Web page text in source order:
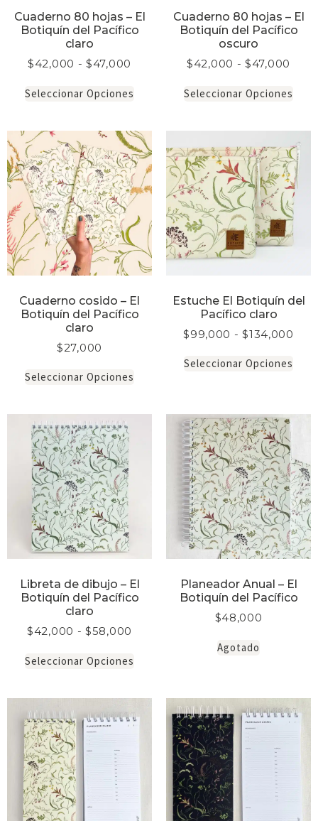
Cuaderno 80 hojas – El
Botiquín del Pacífico
claro
$42,000 - $47,000
Seleccionar Opciones
Cuaderno 80 hojas – El
Botiquín del Pacífico
oscuro
$42,000 - $47,000
Seleccionar Opciones
Cuaderno cosido – El
Botiquín del Pacífico
claro
$27,000
Seleccionar Opciones
Estuche El Botiquín del
Pacífico claro
$99,000 - $134,000
Seleccionar Opciones
Libreta de dibujo – El
Botiquín del Pacífico
claro
$42,000 - $58,000
Seleccionar Opciones
Planeador Anual – El
Botiquín del Pacífico
$48,000
Agotado